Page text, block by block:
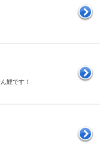
鯉です！